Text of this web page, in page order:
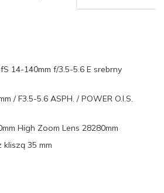
14-140mm f/3.5-5.6 E srebrny
/ F3.5-5.6 ASPH. / POWER O.I.S.
High Zoom Lens 28280mm
35 mm